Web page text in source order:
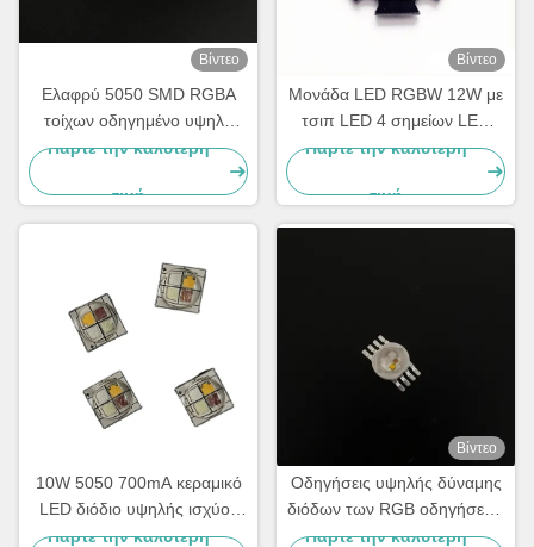
Βίντεο
Ελαφρύ 5050 SMD RGBA
τοίχων οδηγημένο υψηλή
δύναμη τσιπ τσιπ 10W
πλυντηρίων
Πάρτε την καλύτερη
τιμή
Βίντεο
Μονάδα LED RGBW 12W με
τσιπ LED 4 σημείων LED
υψηλής ισχύος σε PCB Black
Star για φωτισμό σκηνής
Πάρτε την καλύτερη
τιμή
10W 5050 700mA κεραμικό
LED διόδιο υψηλής ισχύος
RGB Amber LED με υψηλή
Πάρτε την καλύτερη
Βίντεο
Οδηγήσεις υψηλής δύναμης
διόδων των RGB οδηγήσεων
μορφής 3w 9w αστεριών με
Πάρτε την καλύτερη